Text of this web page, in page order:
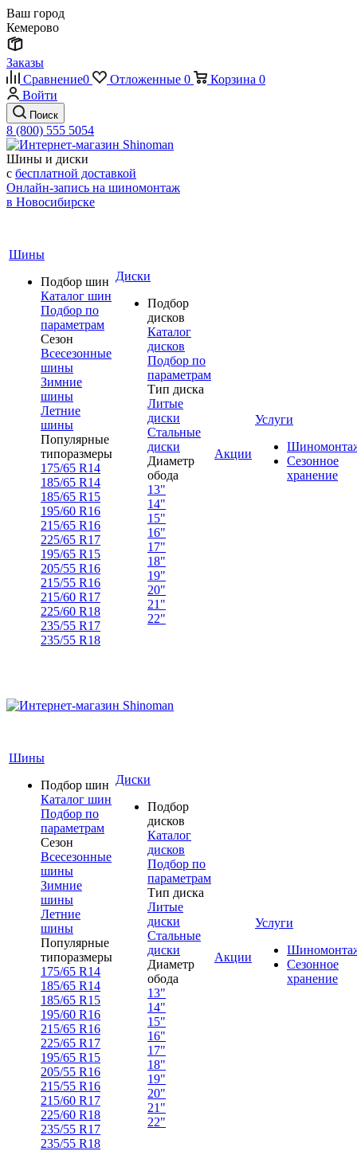
Ваш город
Кемерово
Заказы
Сравнение0 Отложенные 0 Корзина 0
Войти
Поиск
8 (800) 555 5054
Шины и диски
с бесплатной доставкой
Онлайн-запись на шиномонтаж
в Новосибирске
Шины
Подбор шин
Каталог шин
Подбор по
параметрам
Сезон
Всесезонные
шины
Зимние
шины
Летние
шины
Популярные
типоразмеры
175/65 R14
185/65 R14
185/65 R15
195/60 R16
215/65 R16
225/65 R17
195/65 R15
205/55 R16
215/55 R16
215/60 R17
225/60 R18
235/55 R17
235/55 R18
Диски
Подбор
дисков
Каталог
дисков
Подбор по
параметрам
Тип диска
Литые
диски
Стальные
диски
Диаметр
обода
13"
14"
15"
16"
17"
18"
19"
20"
21"
22"
Акции
Услуги
Сезонное
хранение
Шины
Подбор шин
Каталог шин
Подбор по
параметрам
Сезон
Всесезонные
шины
Зимние
шины
Летние
шины
Популярные
типоразмеры
175/65 R14
185/65 R14
185/65 R15
195/60 R16
215/65 R16
225/65 R17
195/65 R15
205/55 R16
215/55 R16
215/60 R17
225/60 R18
235/55 R17
235/55 R18
Диски
Подбор
дисков
Каталог
дисков
Подбор по
параметрам
Тип диска
Литые
диски
Стальные
диски
Диаметр
обода
13"
14"
15"
16"
17"
18"
19"
20"
21"
22"
Акции
Услуги
Сезонное
хранение